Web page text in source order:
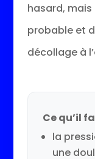
hasard, mais
probable et
décollage à
Ce qu’il
la
une